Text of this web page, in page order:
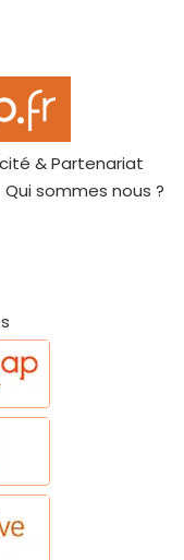
& Partenariat
Qui sommes nous ?